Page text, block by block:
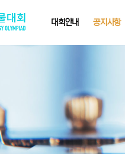
대회안내 공지사항